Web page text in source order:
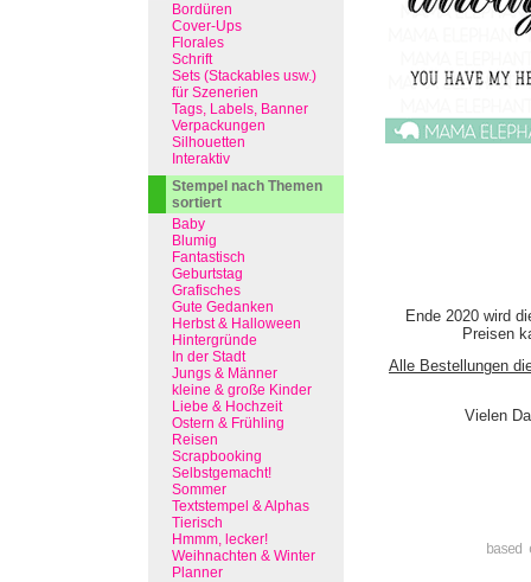
Ende 2020 wird
Preisen
Alle Bestellungen
Vielen
Bordüren
Cover-Ups
Florales
Schrift
Sets (Stackables usw.)
für Szenerien
Tags, Labels, Banner
Verpackungen
Silhouetten
Interaktiv
Stempel nach Themen
sortiert
Baby
Blumig
Fantastisch
Geburtstag
Grafisches
Gute Gedanken
Herbst & Halloween
Hintergründe
In der Stadt
Jungs & Männer
kleine & große Kinder
Liebe & Hochzeit
Ostern & Frühling
Reisen
Scrapbooking
Selbstgemacht!
Sommer
Textstempel & Alphas
Tierisch
Hmmm, lecker!
Weihnachten & Winter
Planner